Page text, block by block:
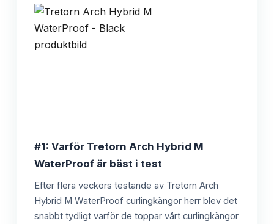
#1: Varför Tretorn Arch Hybrid M
WaterProof är bäst i test
Efter flera veckors testande av Tretorn Arch
Hybrid M WaterProof curlingkängor herr blev det
snabbt tydligt varför de toppar vårt curlingkängor